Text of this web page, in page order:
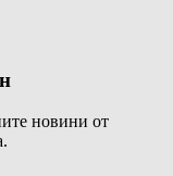
новини от